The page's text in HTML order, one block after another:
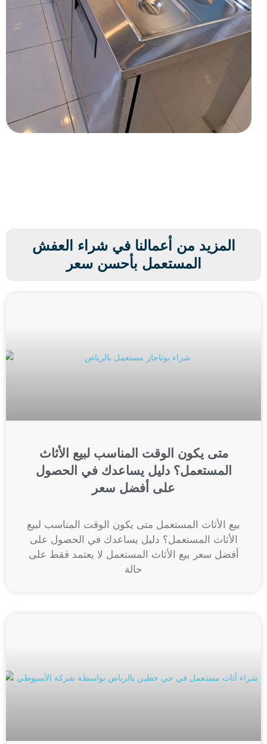
المزيد من أعمالنا في شراء العفش
المستعمل بأحسن سعر
متى يكون الوقت المناسب لبيع الأثاث
المستعمل؟ دليل يساعدك في الحصول
على أفضل سعر
بيع الأثاث المستعمل متى يكون الوقت المناسب لبيع
الأثاث المستعمل؟ دليل يساعدك في الحصول على
أفضل سعر بيع الأثاث المستعمل لا يعتمد فقط على
حالة